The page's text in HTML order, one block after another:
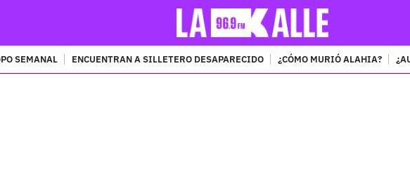
SEMANAL ENCUENTRAN A SILLETERO DESAPARECIDO ¿CÓMO MURIÓ ALAHIA?